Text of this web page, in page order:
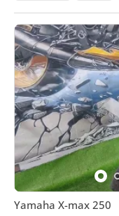
Yamaha X-max 250